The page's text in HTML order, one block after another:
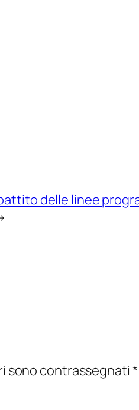
delle linee
sono contrassegnati *